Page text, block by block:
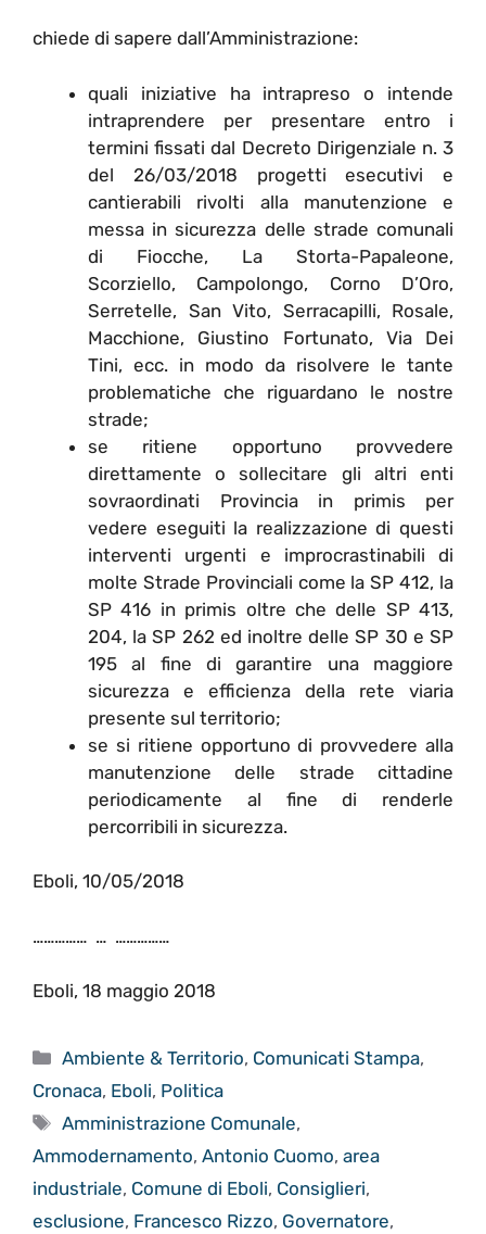
chiede di sapere dall’Amministrazione:
quali iniziative ha intrapreso o intende
intraprendere per presentare entro i
termini fissati dal Decreto Dirigenziale n. 3
del 26/03/2018 progetti esecutivi e
cantierabili rivolti alla manutenzione e
messa in sicurezza delle strade comunali
di Fiocche, La Storta-Papaleone,
Scorziello, Campolongo, Corno D’Oro,
Serretelle, San Vito, Serracapilli, Rosale,
Macchione, Giustino Fortunato, Via Dei
Tini, ecc. in modo da risolvere le tante
problematiche che riguardano le nostre
strade;
se ritiene opportuno provvedere
direttamente o sollecitare gli altri enti
sovraordinati Provincia in primis per
vedere eseguiti la realizzazione di questi
interventi urgenti e improcrastinabili di
molte Strade Provinciali come la SP 412, la
SP 416 in primis oltre che delle SP 413,
204, la SP 262 ed inoltre delle SP 30 e SP
195 al fine di garantire una maggiore
sicurezza e efficienza della rete viaria
presente sul territorio;
se si ritiene opportuno di provvedere alla
manutenzione delle strade cittadine
periodicamente al fine di renderle
percorribili in sicurezza.
Eboli, 10/05/2018
…………… … ……………
Eboli, 18 maggio 2018
Categorie
Ambiente & Territorio, Comunicati Stampa,
Cronaca, Eboli, Politica
Tag
Amministrazione Comunale,
Ammodernamento, Antonio Cuomo, area
industriale, Comune di Eboli, Consiglieri,
esclusione, Francesco Rizzo, Governatore,